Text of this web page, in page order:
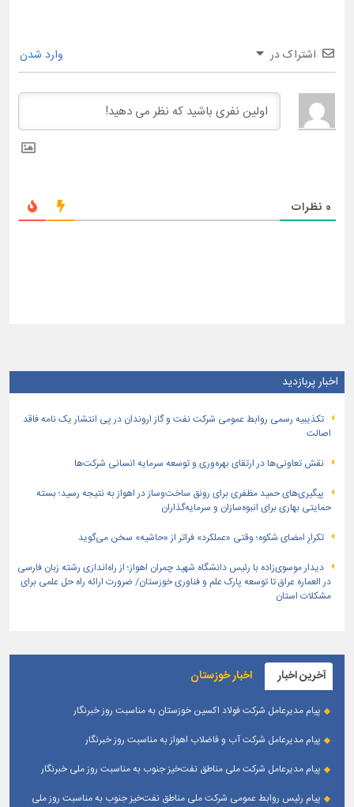
اشتراک در وارد شدن
0 نظرات
اخبار پربازدید
تكذیبیه رسمی روابط عمومی شركت نفت و گاز اروندان در پی انتشار یک نامه فاقد
اصالت
نقش تعاونی‌ها در ارتقای بهره‌وری و توسعه سرمایه انسانی شرکت‌ها
پیگیری‌های حمید مظفری برای رونق ساخت‌وساز در اهواز به نتیجه رسید؛ بسته
حمایتی بهاری برای انبوه‌سازان و سرمایه‌گذاران
تکرارِ امضای شکوه؛ وقتی «عملکرد» فراتر از «حاشیه» سخن می‌گوید
دیدار موسوی‌زاده با رئیس دانشگاه شهید چمران اهواز؛ از راه‌اندازی رشته زبان فارسی
در العماره عراق تا توسعه پارک علم و فناوری خوزستان/ ضرورت ارائه راه حل علمی برای
مشکلات استان
آخرین اخبار اخبار خوزستان
پیام مدیرعامل شرکت فولاد اکسین خوزستان به مناسبت روز خبرنگار
پیام مدیرعامل شرکت آب و فاضلاب اهواز به مناسبت روز خبرنگار
پیام مدیرعامل شركت ملی مناطق نفت‌خیز جنوب به مناسبت روز ملی خبرنگار
پیام رئیس روابط عمومی شركت ملی مناطق نفت‌خیز جنوب به مناسبت روز ملی